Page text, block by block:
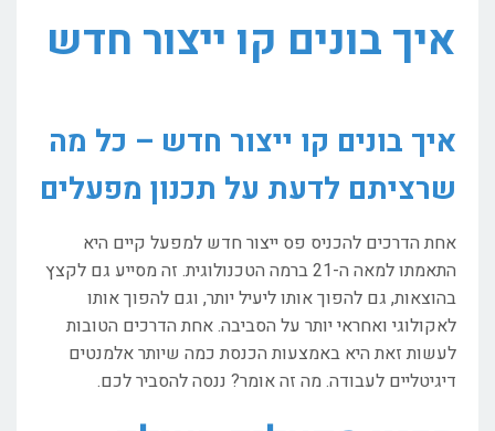
איך בונים קו ייצור חדש
איך בונים קו ייצור חדש – כל מה
שרציתם לדעת על תכנון מפעלים
אחת הדרכים להכניס פס ייצור חדש למפעל קיים היא
התאמתו למאה ה-21 ברמה הטכנולוגית. זה מסייע גם לקצץ
בהוצאות, גם להפוך אותו ליעיל יותר, וגם להפוך אותו
לאקולוגי ואחראי יותר על הסביבה. אחת הדרכים הטובות
לעשות זאת היא באמצעות הכנסת כמה שיותר אלמנטים
דיגיטליים לעבודה. מה זה אומר? ננסה להסביר לכם.